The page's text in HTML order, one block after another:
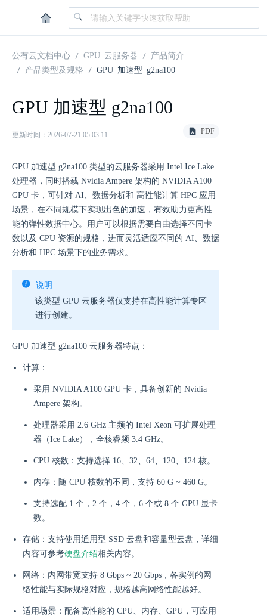
|
公有云文档中心 GPU 云服务器
产品简介
产品类型及规格
GPU 加速型 g2na100
GPU 加速型 g2na100
更新时间：2026-07-21 05:03:11 PDF
GPU 加速型 g2na100 类型的云服务器采用 Intel Ice Lake
处理器，同时搭载 Nvidia Ampere 架构的 NVIDIA A100
GPU 卡，可针对 AI、数据分析和 高性能计算 HPC 应用
场景，在不同规模下实现出色的加速，有效助力更高性
能的弹性数据中心。用户可以根据需要自由选择不同卡
数以及 CPU 资源的规格，进而灵活适应不同的 AI、数据
分析和 HPC 场景下的业务需求。
说明
该类型 GPU 云服务器仅支持在高性能计算专区
进行创建。
GPU 加速型 g2na100 云服务器特点：
计算：
采用 NVIDIA A100 GPU 卡，具备创新的 Nvidia
Ampere 架构。
处理器采用 2.6 GHz 主频的 Intel Xeon 可扩展处理
器（Ice Lake），全核睿频 3.4 GHz。
CPU 核数：支持选择 16、32、64、120、124 核。
内存：随 CPU 核数的不同，支持 60 G ~ 460 G。
支持选配 1 个，2 个，4 个，6 个或 8 个 GPU 显卡
数。
存储：支持使用通用型 SSD 云盘和容量型云盘，详细
内容可参考硬盘介绍相关内容。
网络：内网带宽支持 8 Gbps ~ 20 Gbps，各实例的网
络性能与实际规格对应，规格越高网络性能越好。
适用场景：配备高性能的 CPU、内存、GPU，可应用